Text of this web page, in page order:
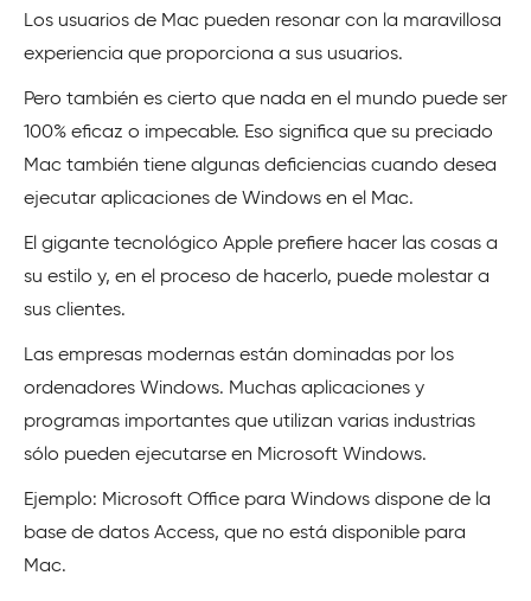
Los usuarios de Mac pueden resonar con la maravillosa
experiencia que proporciona a sus usuarios.
Pero también es cierto que nada en el mundo puede ser
100% eficaz o impecable. Eso significa que su preciado
Mac también tiene algunas deficiencias cuando desea
ejecutar aplicaciones de Windows en el Mac.
El gigante tecnológico Apple prefiere hacer las cosas a
su estilo y, en el proceso de hacerlo, puede molestar a
sus clientes.
Las empresas modernas están dominadas por los
ordenadores Windows. Muchas aplicaciones y
programas importantes que utilizan varias industrias
sólo pueden ejecutarse en Microsoft Windows.
Ejemplo: Microsoft Office para Windows dispone de la
base de datos Access, que no está disponible para
Mac.